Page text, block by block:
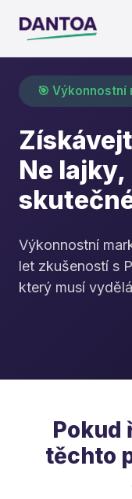
🎯 Výkonnostní
Ne
Výkonnostní
let zkušeností s
který musí
Pokud
těchto